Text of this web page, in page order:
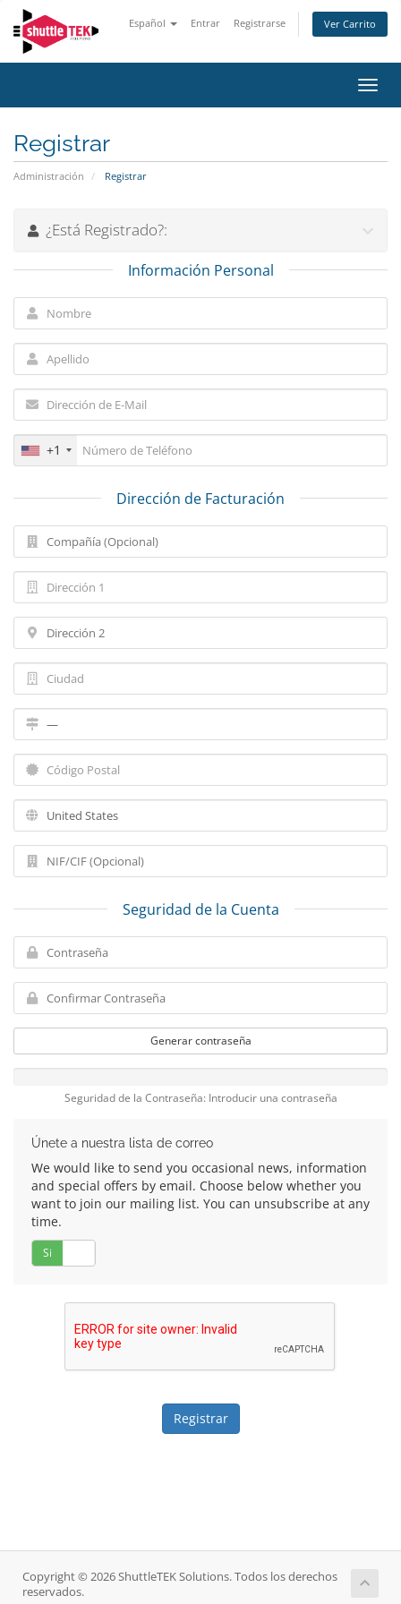
Español Entrar Registrarse Ver Carrito
Registrar
Administración Registrar
¿Está Registrado?:
Información Personal
+1
Dirección de Facturación
Seguridad de la Cuenta
Generar contraseña
Seguridad de la Contraseña: Introducir una contraseña
Únete a nuestra lista de correo
We would like to send you occasional news, information
and special offers by email. Choose below whether you
want to join our mailing list. You can unsubscribe at any
time.
Si
Copyright © 2026 ShuttleTEK Solutions. Todos los derechos
reservados.